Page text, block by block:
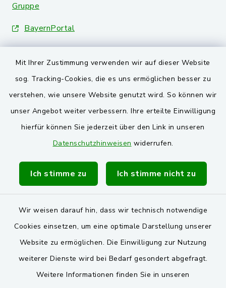
Mit Ihrer Zustimmung verwenden wir auf dieser Website
sog. Tracking-Cookies, die es uns ermöglichen besser zu
verstehen, wie unsere Website genutzt wird. So können wir
unser Angebot weiter verbessern. Ihre erteilte Einwilligung
hierfür können Sie jederzeit über den Link in unseren
Datenschutzhinweisen widerrufen.
Ich stimme zu Ich stimme nicht zu
Wir weisen darauf hin, dass wir technisch notwendige
Cookies einsetzen, um eine optimale Darstellung unserer
Website zu ermöglichen. Die Einwilligung zur Nutzung
weiterer Dienste wird bei Bedarf gesondert abgefragt.
Weitere Informationen finden Sie in unseren
Gruppe
BayernPortal
Landkreis Schwandorf
VG und Gemeinden
Markt Schwarzenfeld
Gemeinde Stulln
Verwaltungsgemeinschaft Schwarzenfeld
Barrierefreiheit